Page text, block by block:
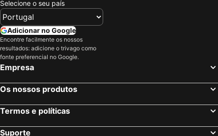
Selecione o seu país
Adicionar no Google
Encontre facilmente os nossos
resultados: adicione o trivago como
fonte preferencial no Google.
Empresa
Os nossos produtos
Termos e políticas
Suporte